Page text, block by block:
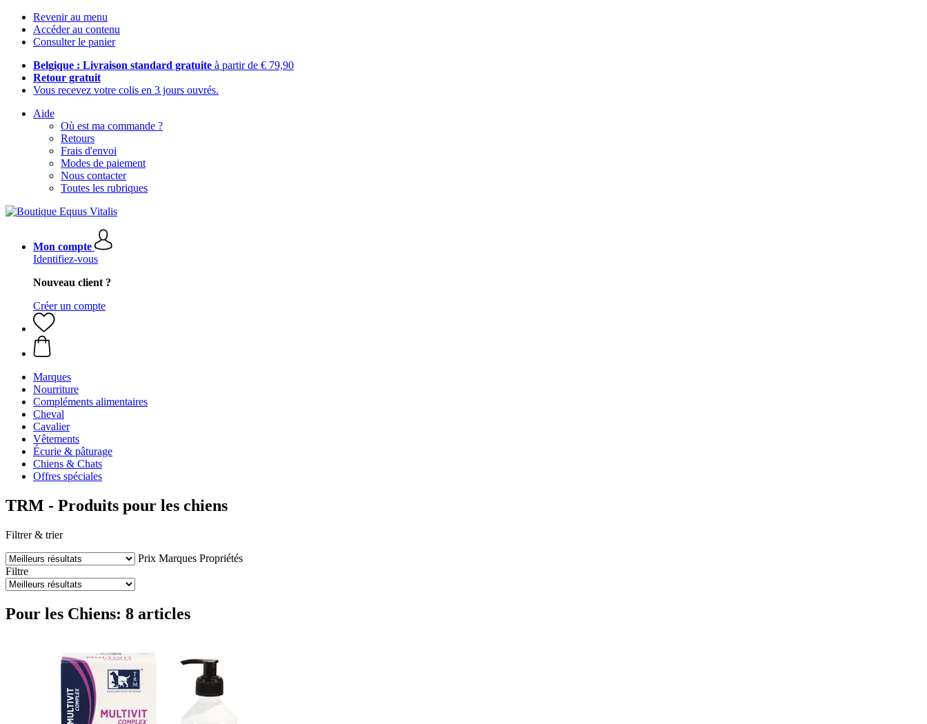
Revenir au menu
Accéder au contenu
Consulter le panier
Belgique : Livraison standard gratuite à partir de € 79,90
Retour gratuit
Vous recevez votre colis en 3 jours ouvrés.
Aide
Où est ma commande ?
Retours
Frais d'envoi
Modes de paiement
Nous contacter
Toutes les rubriques
Mon compte
Identifiez-vous
Nouveau client ?
Créer un compte
Marques
Nourriture
Compléments alimentaires
Cheval
Cavalier
Vêtements
Écurie & pâturage
Chiens & Chats
Offres spéciales
TRM - Produits pour les chiens
Filtrer & trier
Prix Marques Propriétés
Filtre
Pour les Chiens: 8 articles